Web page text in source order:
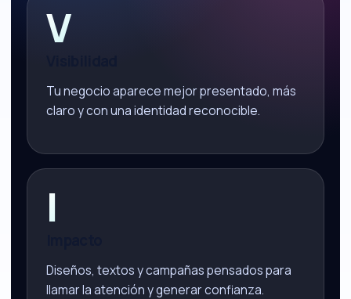
V
Tu negocio aparece mejor presentado, más
claro y con una identidad reconocible.
I
Diseños, textos y campañas pensados para
llamar la atención y generar confianza.